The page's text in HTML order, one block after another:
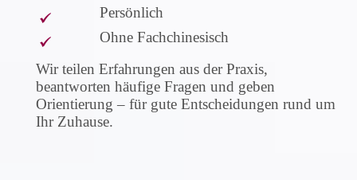
Persönlich
Ohne Fachchinesisch
Wir teilen Erfahrungen aus der Praxis,
beantworten häufige Fragen und geben
Orientierung – für gute Entscheidungen rund um
Ihr Zuhause.